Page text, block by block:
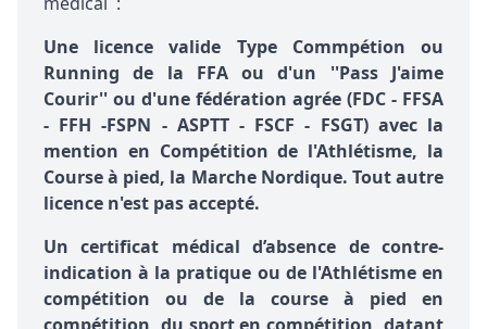
Une licence valide Type Commpétion ou
Running de la FFA ou d'un ''Pass J'aime
Courir'' ou d'une fédération agrée (FDC - FFSA
- FFH -FSPN - ASPTT - FSCF - FSGT) avec la
mention en Compétition de l'Athlétisme, la
Course à pied, la Marche Nordique. Tout autre
licence n'est pas accepté.
Un certificat médical d’absence de contre-
indication à la pratique ou de l'Athlétisme en
compétition ou de la course à pied en
compétition, du sport en compétition, datant